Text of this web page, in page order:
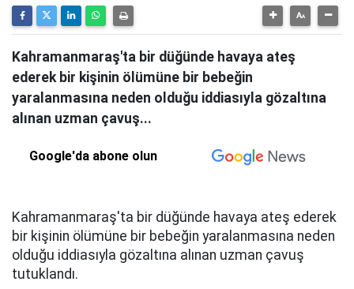
Kahramanmaraş'ta bir düğünde havaya ateş
ederek bir kişinin ölümüne bir bebeğin
yaralanmasına neden olduğu iddiasıyla gözaltına
alınan uzman çavuş...
Google'da abone olun
Kahramanmaraş'ta bir düğünde havaya ateş ederek
bir kişinin ölümüne bir bebeğin yaralanmasına neden
olduğu iddiasıyla gözaltına alınan uzman çavuş
tutuklandı.